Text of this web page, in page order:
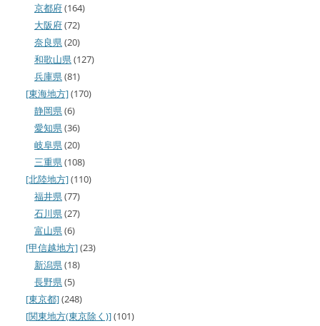
京都府(164)
大阪府(72)
奈良県(20)
和歌山県(127)
兵庫県(81)
[東海地方](170)
静岡県(6)
愛知県(36)
岐阜県(20)
三重県(108)
[北陸地方](110)
福井県(77)
石川県(27)
富山県(6)
[甲信越地方](23)
新潟県(18)
長野県(5)
[東京都](248)
[関東地方(東京除く)](101)